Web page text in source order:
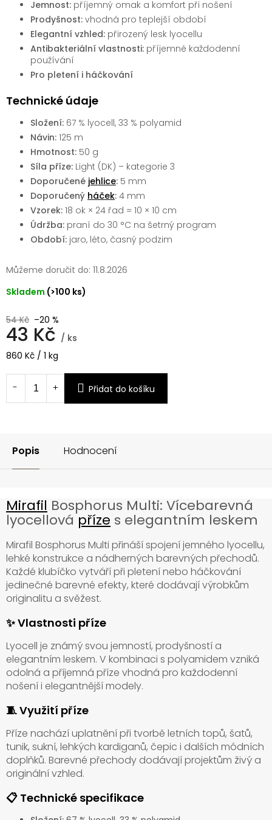
54 Kč –20 %
43 Kč / ks
Měrná
860 Kč / 1 kg
Skladem (>100 ks)
Můžeme doručit do: 11.8.2026
Přidat do košíku
Jemnost: příjemný omak a komfort při nošení
Prodyšnost: vhodná pro teplejší období
Elegantní vzhled: přirozený lesk lyocellu
Antibakteriální vlastnosti: příjemné každodenní
používání
Pro pletení i háčkování
Technické údaje
Složení: 67 % lyocell, 33 % polyamid
Návin: 125 m
Hmotnost: 50 g
Síla příze: Light (DK) – kategorie 3
Doporučené jehlice: 5 mm
Doporučený háček: 4 mm
Vzorek: 18 ok × 24 řad = 10 × 10 cm
Údržba: praní do 30 °C na šetrný program
Období: jaro, léto, časný podzim
Popis Hodnocení
Mirafil Bosphorus Multi: Vícebarevná
lyocellovápříze s elegantním leskem
Mirafil Bosphorus Multi přináší spojení jemného lyocellu,
lehké konstrukce a nádherných barevných přechodů.
Každé klubíčko vytváří při pletení nebo háčkování
jedinečné barevné efekty, které dodávají výrobkům
originalitu a svěžest.
✨ Vlastnosti příze
Lyocell je známý svou jemností, prodyšností a
elegantním leskem. V kombinaci s polyamidem vzniká
odolná a příjemná příze vhodná pro každodenní
nošení i elegantnější modely.
🧵 Využití příze
Příze nachází uplatnění při tvorbě letních topů, šatů,
tunik, sukní, lehkých kardiganů, čepic i dalších módních
doplňků. Barevné přechody dodávají projektům živý a
originální vzhled.
📋 Technické specifikace